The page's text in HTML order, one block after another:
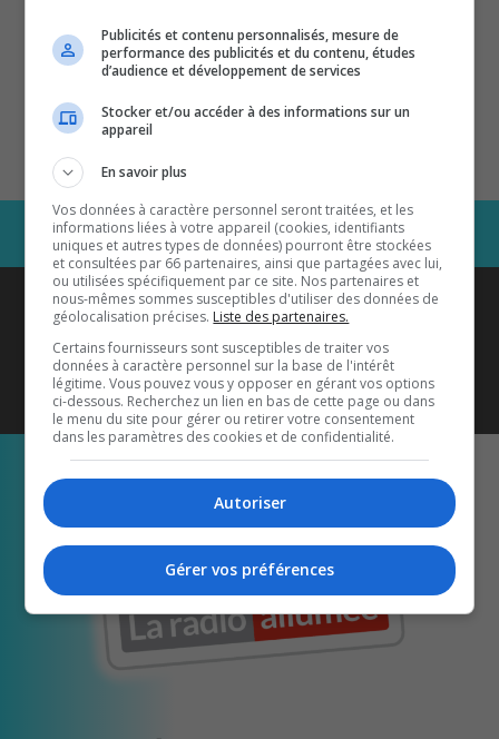
Coyote New Countryest diffusé
également sur1033 HD2
Écoutez-nous aussi sur…
Publicités et contenu personnalisés, mesure de
performance des publicités et du contenu, études
d’audience et développement de services
Stocker et/ou accéder à des informations sur un
appareil
En savoir plus
Vos données à caractère personnel seront traitées, et les
informations liées à votre appareil (cookies, identifiants
uniques et autres types de données) pourront être stockées
et consultées par 66 partenaires, ainsi que partagées avec lui,
ou utilisées spécifiquement par ce site. Nos partenaires et
nous-mêmes sommes susceptibles d'utiliser des données de
géolocalisation précises. Liste des partenaires.
Certains fournisseurs sont susceptibles de traiter vos
données à caractère personnel sur la base de l'intérêt
légitime. Vous pouvez vous y opposer en gérant vos options
ci-dessous. Recherchez un lien en bas de cette page ou dans
le menu du site pour gérer ou retirer votre consentement
dans les paramètres des cookies et de confidentialité.
Autoriser
Gérer vos préférences